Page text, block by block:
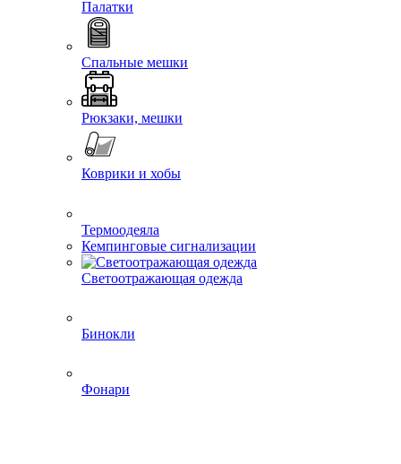
Палатки
Спальные мешки
Рюкзаки, мешки
Коврики и хобы
Термоодеяла
Кемпинговые сигнализации
Светоотражающая одежда
Бинокли
Фонари